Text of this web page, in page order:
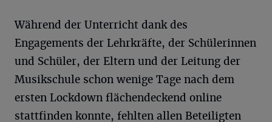
Während der Unterricht dank des
Engagements der Lehrkräfte, der Schülerinnen
und Schüler, der Eltern und der Leitung der
Musikschule schon wenige Tage nach dem
ersten Lockdown flächendeckend online
stattfinden konnte, fehlten allen Beteiligten